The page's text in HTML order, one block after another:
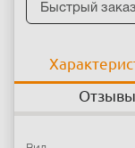
Быстрый заказ
Отзывы